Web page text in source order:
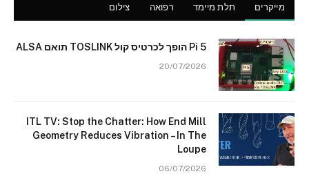
מייקרים תלת מיימד רפואה צילום
Pi 5 הופך לכרטיס קול TOSLINK תואם ALSA
20/07/2026
ITL TV: Stop the Chatter: How End Mill
Geometry Reduces Vibration – In The
Loupe
06/07/2026